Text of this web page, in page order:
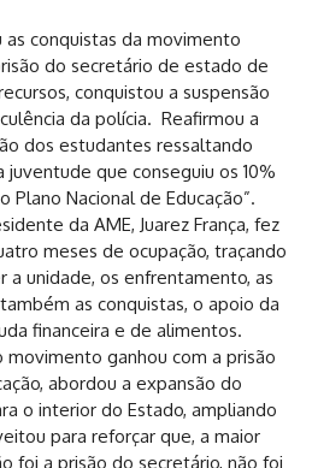
conquistas da movimento
do secretário de estado de
conquistou a suspensão
da polícia. Reafirmou a
dos estudantes ressaltando
juventude que conseguiu os 10%
Plano Nacional de Educação”.
da AME, Juarez França, fez
meses de ocupação, traçando
a unidade, os enfrentamento, as
as conquistas, o apoio da
financeira e de alimentos.
ganhou com a prisão
abordou a expansão do
o interior do Estado, ampliando
para reforçar que, a maior
foi a prisão do secretário, não foi